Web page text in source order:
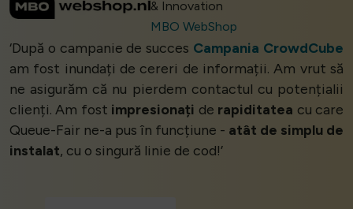
& Innovation
MBO WebShop
‘După o campanie de succes Campania CrowdCube
am fost inundați de cereri de informații. Am vrut să
ne asigurăm că nu pierdem contactul cu potențialii
clienți. Am fost impresionați de rapiditatea cu care
Queue-Fair ne-a pus în funcțiune - atât de simplu de
instalat, cu o singură linie de cod!’